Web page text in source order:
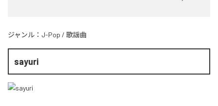
ジャンル： J-Pop / 歌謡曲
sayuri